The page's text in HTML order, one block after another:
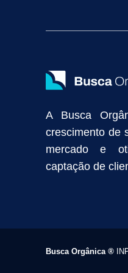
Anunciar na Internet
A Busca
crescimento de
mercado e
captação de
Busca Orgânica ®